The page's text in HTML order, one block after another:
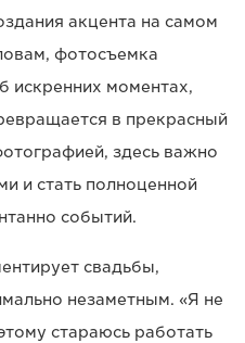
акцента на самом
фотосъемка
искренних моментах,
в прекрасный
здесь важно
и стать полноценной
событий.
свадьбы,
незаметным. «Я не
стараюсь работать